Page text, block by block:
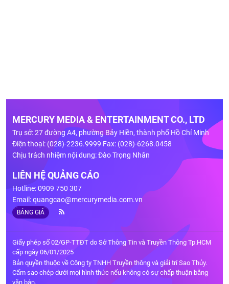
MERCURY MEDIA & ENTERTAINMENT CO., LTD
Trụ sở: 27 đường A4, phường Bảy Hiền, thành phố Hồ Chí Minh
Điện thoại: (028)-2236.9999 Fax: (028)-6268.0458
Chịu trách nhiệm nội dung: Đào Trọng Nhân
LIÊN HỆ QUẢNG CÁO
Hotline: 0909 750 307
Email:quangcao@mercurymedia.com.vn
BẢNG GIÁ
Giấy phép số 02/GP-TTĐT do Sở Thông Tin và Truyền Thông Tp.HCM
cấp ngày 06/01/2025
Bản quyền thuộc về Công ty TNHH Truyền thông và giải trí Sao Thủy.
Cấm sao chép dưới mọi hình thức nếu không có sự chấp thuận bằng
văn bản.